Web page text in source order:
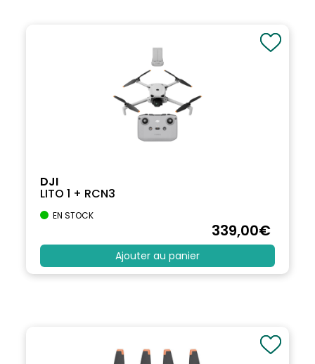
DJI
LITO 1 + RCN3
EN STOCK
339,00€
Ajouter au panier